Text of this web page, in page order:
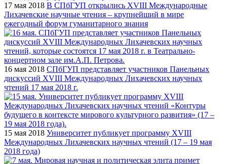
17 мая 2018 В СПбГУП открылись XVIII Международные
Лихачевские научные чтения – крупнейший в мире
ежегодный форум гуманитарного знания
16 мая 2018 СПбГУП представляет участников Панельных
дискуссий XVIII Международных Лихачевских научных
чтений 17 мая 2018 г.
15 мая 2018 Университет публикует программу XVIII
Международных Лихачевских научных чтений (17 – 19 мая
2018 года)